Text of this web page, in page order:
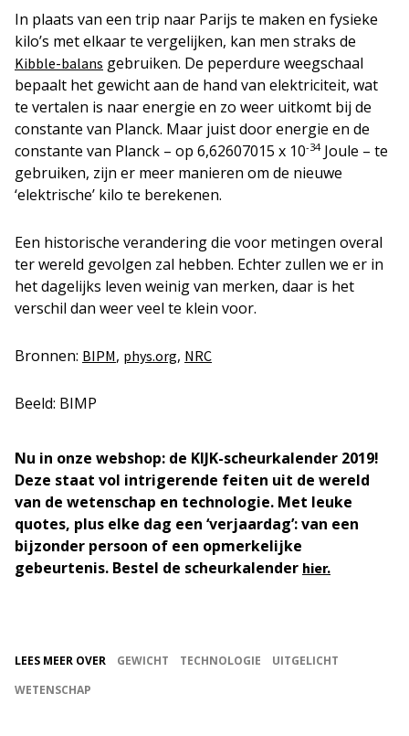
In plaats van een trip naar Parijs te maken en fysieke
kilo’s met elkaar te vergelijken, kan men straks de
Kibble-balans gebruiken. De peperdure weegschaal
bepaalt het gewicht aan de hand van elektriciteit, wat
te vertalen is naar energie en zo weer uitkomt bij de
constante van Planck. Maar juist door energie en de
constante van Planck – op 6,62607015 x 10-34Joule – te
gebruiken, zijn er meer manieren om de nieuwe
‘elektrische’ kilo te berekenen.
Een historische verandering die voor metingen overal
ter wereld gevolgen zal hebben. Echter zullen we er in
het dagelijks leven weinig van merken, daar is het
verschil dan weer veel te klein voor.
Bronnen: BIPM, phys.org, NRC
Beeld: BIMP
Nu in onze webshop: de KIJK-scheurkalender 2019!
Deze staat vol intrigerende feiten uit de wereld
van de wetenschap en technologie. Met leuke
quotes, plus elke dag een ‘verjaardag’: van een
bijzonder persoon of een opmerkelijke
gebeurtenis. Bestel de scheurkalender hier.
LEES MEER OVER GEWICHT TECHNOLOGIE
UITGELICHT
WETENSCHAP